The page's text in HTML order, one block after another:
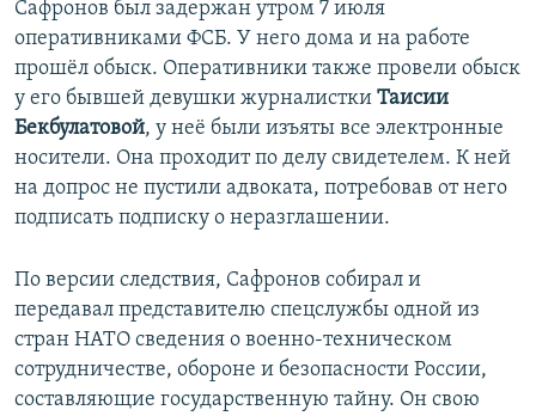
Сафронов был задержан утром 7 июля
оперативниками ФСБ. У него дома и на работе
прошёл обыск. Оперативники также провели обыск
у его бывшей девушки журналистки Таисии
Бекбулатовой, у неё были изъяты все электронные
носители. Она проходит по делу свидетелем. К ней
на допрос не пустили адвоката, потребовав от него
подписать подписку о неразглашении.
По версии следствия, Сафронов собирал и
передавал представителю спецслужбы одной из
стран НАТО сведения о военно-техническом
сотрудничестве, обороне и безопасности России,
составляющие государственную тайну. Он свою